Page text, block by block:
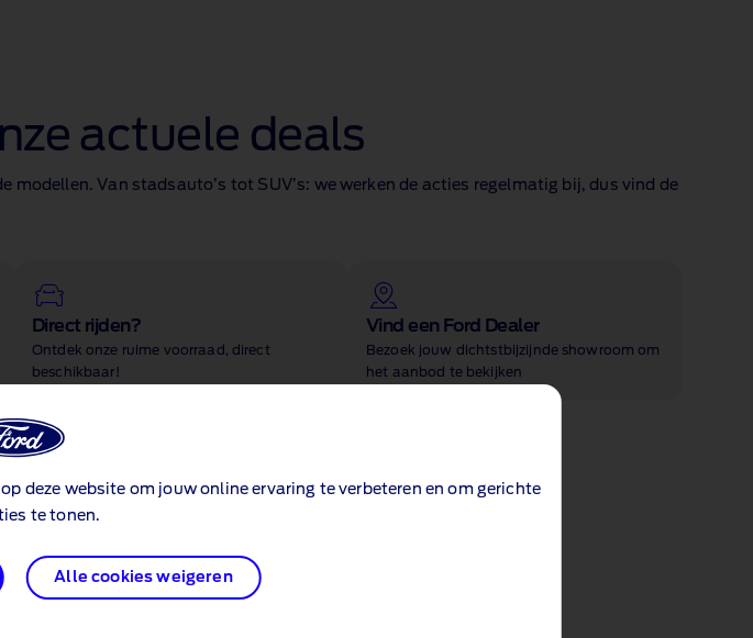
deze website om jouw online ervaring te verbeteren en om gerichte
te tonen.
Alle cookies weigeren
actuele deals
Van stadsauto’s tot SUV’s: we werken de acties regelmatig bij, dus vind de
Direct rijden?
Ontdek onze ruime voorraad, direct
beschikbaar!
Vind een Ford Dealer
Bezoek jouw dichtstbijzijnde showroom om
het aanbod te bekijken